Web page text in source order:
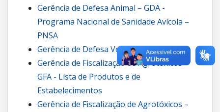
Gerência de Defesa Animal – GDA -
Programa Nacional de Sanidade Avícola –
PNSA
Gerência de Defesa Vegetal – GDV
Gerência de Fiscalização de Agrotóxicos –
GFA - Lista de Produtos e de
Estabelecimentos
Gerência de Fiscalização de Agrotóxicos –